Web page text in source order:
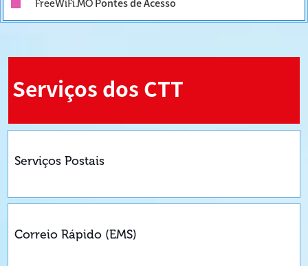
FreeWiFi.MO
Serviços dos CTT
Serviços Postais
Correio Rápido (EMS)